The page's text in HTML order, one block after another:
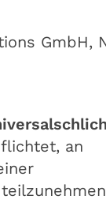
GmbH,
an